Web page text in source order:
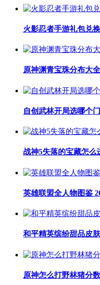
火影忍者手游礼包兑
原神渊青宝珠分布大
自创武林开局选哪个
战神5失落的宝藏怎么
英雄联盟全人物图鉴
和平精英缤纷甜品皮
原神怎么打野林猪分